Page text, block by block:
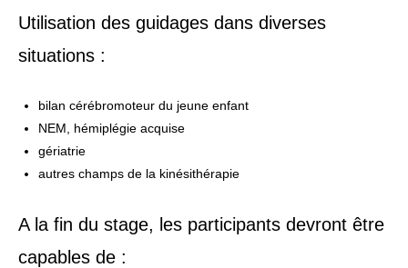
Utilisation des guidages dans diverses
situations :
bilan cérébromoteur du jeune enfant
NEM, hémiplégie acquise
gériatrie
autres champs de la kinésithérapie
A la fin du stage, les participants devront être
capables de :